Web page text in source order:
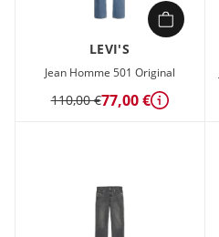
LEVI'S
Jean Homme 501 Original
110,00 €77,00 € Détails